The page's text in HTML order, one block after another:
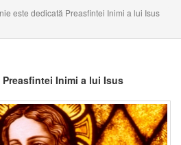
este dedicată Preasfintei Inimi a lui Isus
Inimi a lui Isus